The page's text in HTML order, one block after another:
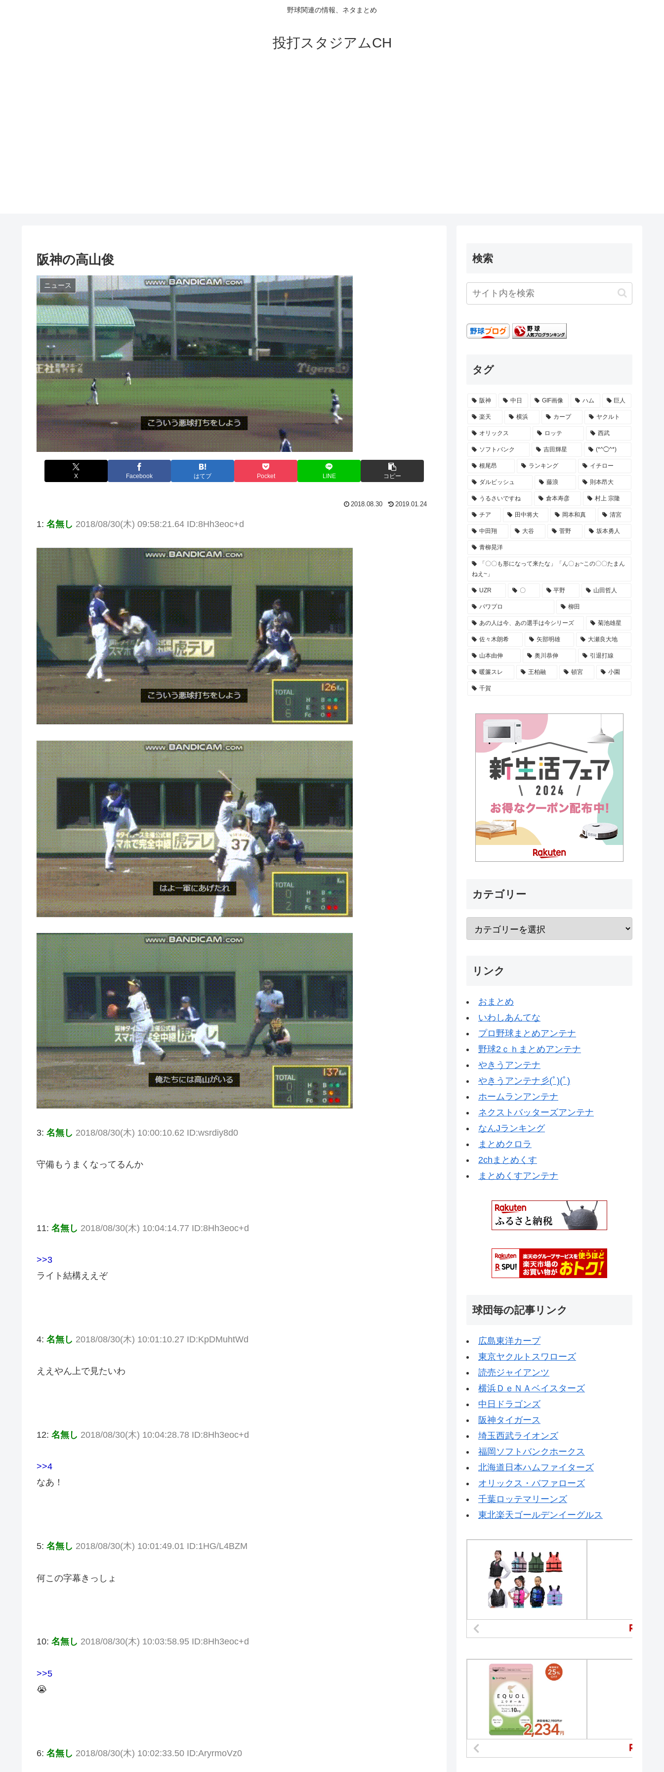
野球関連の情報、ネタまとめ
投打スタジアムCH
阪神の高山俊
ニュース
X Facebook はてブ Pocket LINE コピー
2018.08.30 2019.01.24
1: 名無し 2018/08/30(木) 09:58:21.64 ID:8Hh3eoc+d
3: 名無し 2018/08/30(木) 10:00:10.62 ID:wsrdiy8d0
守備もうまくなってるんか
11: 名無し 2018/08/30(木) 10:04:14.77 ID:8Hh3eoc+d
>>3
ライト結構ええぞ
4: 名無し 2018/08/30(木) 10:01:10.27 ID:KpDMuhtWd
ええやん上で見たいわ
12: 名無し 2018/08/30(木) 10:04:28.78 ID:8Hh3eoc+d
>>4
なあ！
5: 名無し 2018/08/30(木) 10:01:49.01 ID:1HG/L4BZM
何この字幕きっしょ
10: 名無し 2018/08/30(木) 10:03:58.95 ID:8Hh3eoc+d
>>5
😭
6: 名無し 2018/08/30(木) 10:02:33.50 ID:AryrmoVz0
検索
タグ
阪神 中日 GIF画像 ハム 巨人
楽天 横浜 カープ ヤクルト
オリックス ロッテ 西武
ソフトバンク 吉田輝星 (*^◯^*)
根尾昂 ランキング イチロー
ダルビッシュ 藤浪 則本昂大
うるさいですね 倉本寿彦 村上 宗隆
チア 田中将大 岡本和真 清宮
中田翔 大谷 菅野 坂本勇人
青柳晃洋
「〇〇も形になって来たな」「ん〇ぉ~この〇〇たまん
ねえ~」
UZR 〇 平野 山田哲人
パワプロ 柳田
あの人は今、あの選手は今シリーズ 菊池雄星
佐々木朗希 矢部明雄 大瀬良大地
山本由伸 奥川恭伸 引退打線
暖簾スレ 王柏融 頓宮 小園
千賀
カテゴリー
リンク
おまとめ
いわしあんてな
プロ野球まとめアンテナ
野球2ｃｈまとめアンテナ
やきうアンテナ
やきうアンテナ彡(ﾟ)(ﾟ)
ホームランアンテナ
ネクストバッターズアンテナ
なんJランキング
まとめクロラ
2chまとめくす
まとめくすアンテナ
球団毎の記事リンク
広島東洋カープ
東京ヤクルトスワローズ
読売ジャイアンツ
横浜ＤｅＮＡベイスターズ
中日ドラゴンズ
阪神タイガース
埼玉西武ライオンズ
福岡ソフトバンクホークス
北海道日本ハムファイターズ
オリックス・バファローズ
千葉ロッテマリーンズ
東北楽天ゴールデンイーグルス